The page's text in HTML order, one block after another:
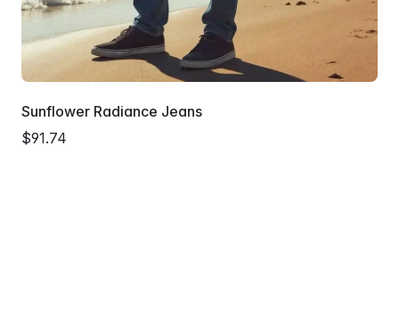
Sunflower Radiance Jeans
$91.74